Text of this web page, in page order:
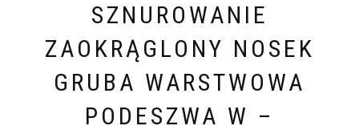
SZNUROWANIE
ZAOKRĄGLONY NOSEK
GRUBA WARSTWOWA
PODESZWA W –